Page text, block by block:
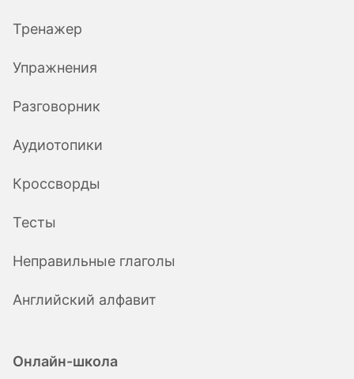
Тренажер
Упражнения
Разговорник
Аудиотопики
Кроссворды
Тесты
Неправильные глаголы
Английский алфавит
Онлайн-школа